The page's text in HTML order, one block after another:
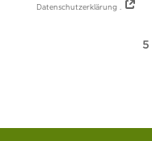
Datenschutzerklärung .